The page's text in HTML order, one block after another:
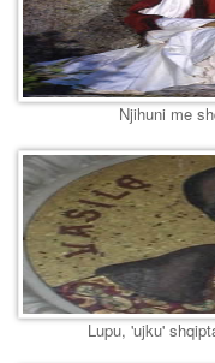
Njihuni me
Lupu, 'ujku'